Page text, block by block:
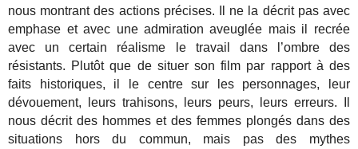
nous montrant des actions précises. Il ne la décrit pas avec
emphase et avec une admiration aveuglée mais il recrée
avec un certain réalisme le travail dans l’ombre des
résistants. Plutôt que de situer son film par rapport à des
faits historiques, il le centre sur les personnages, leur
dévouement, leurs trahisons, leurs peurs, leurs erreurs. Il
nous décrit des hommes et des femmes plongés dans des
situations hors du commun, mais pas des mythes